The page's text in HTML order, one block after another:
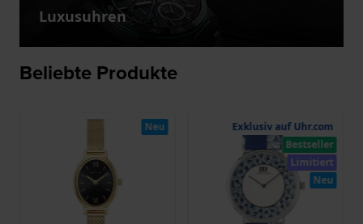
Luxusuhren
Beliebte Produkte
Neu
Exklusiv auf Uhr.com
Bestseller
Limitiert
Neu